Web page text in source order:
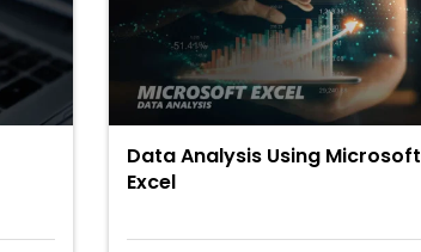
Data Analysis Using Microsoft
Excel